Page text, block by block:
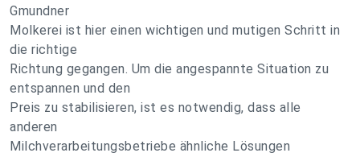
Gmundner
Molkerei ist hier einen wichtigen und mutigen Schritt in
die richtige
Richtung gegangen. Um die angespannte Situation zu
entspannen und den
Preis zu stabilisieren, ist es notwendig, dass alle
anderen
Milchverarbeitungsbetriebe ähnliche Lösungen